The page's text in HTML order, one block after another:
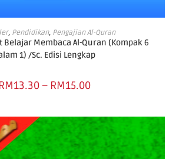
SELECT OPTIONS
, Pendidikan, Pengajian Al-Quran
Belajar Membaca Al-Quran (Kompak 6
1) /Sc. Edisi Lengkap
13.30 – RM15.00